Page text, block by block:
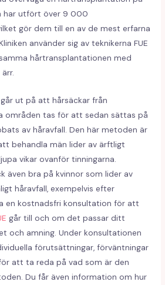
har utfört över 9 000
gör dem till en av de mest erfarna
använder sig av teknikerna FUE
hårtransplantationen med
ut på att hårsäckar från
områden tas för att sedan sättas på
av håravfall. Den här metoden är
behandla män lider av ärftligt
vikar ovanför tinningarna.
även bra på kvinnor som lider av
håravfall, exempelvis efter
en kostnadsfri konsultation för att
går till och om det passar ditt
och amning. Under konsultationen
förutsättningar, förväntningar
att ta reda på vad som är den
Du får även information om hur